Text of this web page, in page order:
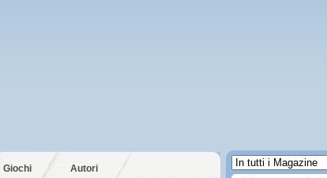
Giochi Autori